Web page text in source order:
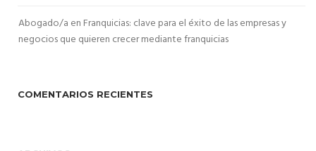
Abogado/a en Franquicias: clave para el éxito de las empresas y
negocios que quieren crecer mediante franquicias
COMENTARIOS RECIENTES